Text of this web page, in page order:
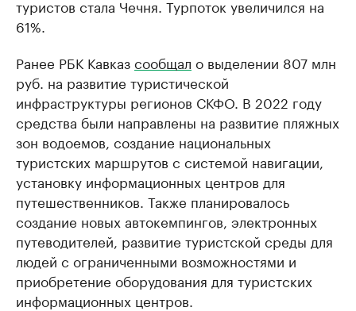
туристов стала Чечня. Турпоток увеличился на
61%.
Ранее РБК Кавказсообщал о выделении 807 млн
руб. на развитие туристической
инфраструктуры регионов СКФО. В 2022 году
средства были направлены на развитие пляжных
зон водоемов, создание национальных
туристских маршрутов с системой навигации,
установку информационных центров для
путешественников. Также планировалось
создание новых автокемпингов, электронных
путеводителей, развитие туристской среды для
людей с ограниченными возможностями и
приобретение оборудования для туристских
информационных центров.